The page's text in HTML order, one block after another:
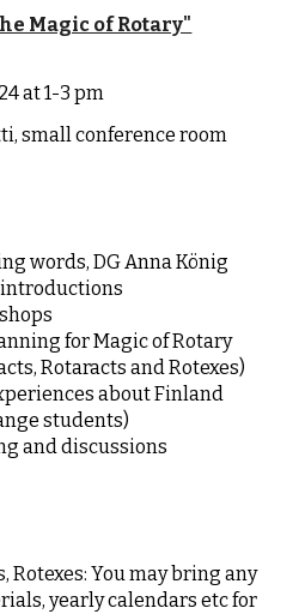
Magic of Rotary"
at 1-3 pm
small conference room
words, DG Anna König
for Magic of Rotary
Rotaracts and Rotexes)
about Finland
students)
and discussions
Rotexes: You may bring any
yearly calendars etc for